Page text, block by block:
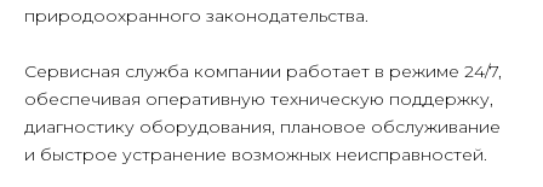
природоохранного законодательства.
Сервисная служба компании работает в режиме 24/7,
обеспечивая оперативную техническую поддержку,
диагностику оборудования, плановое обслуживание
и быстрое устранение возможных неисправностей.
+7